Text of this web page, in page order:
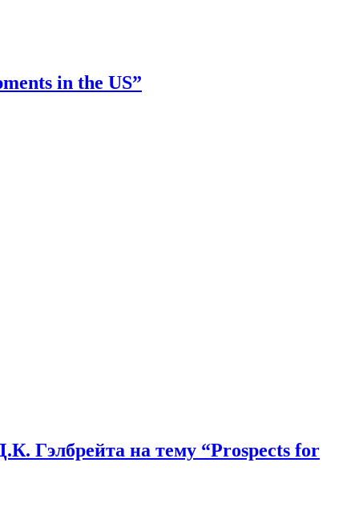
in the US”
Гэлбрейта на тему “Prospects for